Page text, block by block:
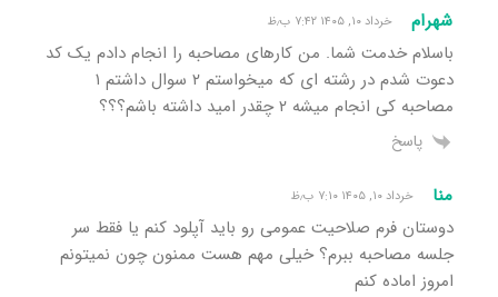
شهرام خرداد ۱۰, ۱۴۰۵ ۷:۴۲ ب٫ظ
باسلام خدمت شما. من کارهای مصاحبه را انجام دادم یک کد
دعوت شدم در رشته ای که میخواستم ۲ سوال داشتم ۱
مصاحبه کی انجام میشه ۲ چقدر امید داشته باشم؟؟؟
پاسخ
منا خرداد ۱۰, ۱۴۰۵ ۷:۱۰ ب٫ظ
دوستان فرم صلاحیت عمومی رو باید آپلود کنم یا فقط سر
جلسه مصاحبه ببرم؟ خیلی مهم هست ممنون چون نمیتونم
امروز اماده کنم